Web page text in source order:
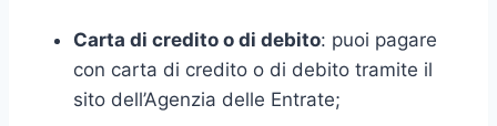
Carta di credito o di debito: puoi pagare
con carta di credito o di debito tramite il
sito dell’Agenzia delle Entrate;